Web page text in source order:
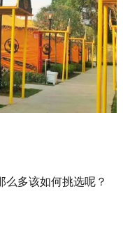
么多该如何挑选呢？